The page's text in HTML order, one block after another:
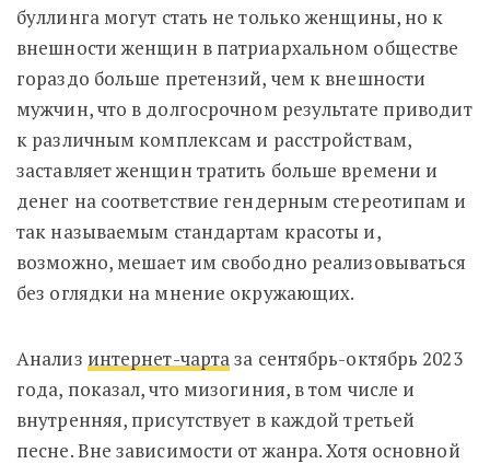
буллинга могут стать не только женщины, но к
внешности женщин в патриархальном обществе
гораздо больше претензий, чем к внешности
мужчин, что в долгосрочном результате приводит
к различным комплексам и расстройствам,
заставляет женщин тратить больше времени и
денег на соответствие гендерным стереотипам и
так называемым стандартам красоты и,
возможно, мешает им свободно реализовываться
без оглядки на мнение окружающих.
Анализ интернет-чартаза сентябрь-октябрь 2023
года, показал, что мизогиния, в том числе и
внутренняя, присутствует в каждой третьей
песне. Вне зависимости от жанра. Хотя основной